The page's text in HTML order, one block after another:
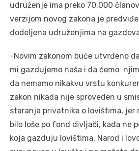
udruženje ima preko 70.000
verzijom novog zakona je
dodeljena udruženjima na
-Novim zakonom buće utvrđeno
mi gazdujemo naša i da ćemo
da nemamo nikakvu vrstu
zakon nikada nije sproveden u
staranja privatnika o lovištima, jer
bilo loše po fond divljači, kada ne
koja gazduju lovištima. Narod i